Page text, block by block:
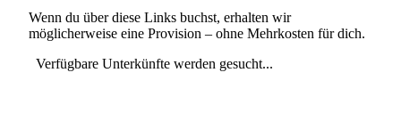
Wenn du über diese Links buchst, erhalten wir
möglicherweise eine Provision – ohne Mehrkosten für dich.
Verfügbare Unterkünfte werden gesucht...